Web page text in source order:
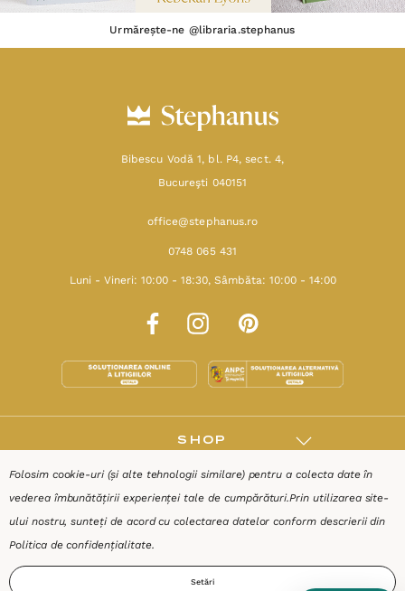
Urmărește-ne @libraria.stephanus
Bibescu Vodă 1, bl. P4, sect. 4,
Bucureşti 040151
office@stephanus.ro
0748 065 431
Luni - Vineri: 10:00 - 18:30, Sâmbăta: 10:00 - 14:00
SHOP
Folosim cookie-uri (și alte tehnologii similare) pentru a colecta date în
vederea îmbunătățirii experienței tale de cumpărături.Prin utilizarea site-
ului nostru, sunteți de acord cu colectarea datelor conform descrierii din
Politica de confidențialitate.
Setări